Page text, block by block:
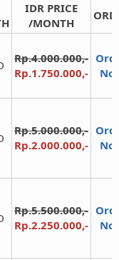
IDR PRICE
/MONTH
Rp.4.000.000,-
Rp.1.750.000,-
Rp.5.000.000,-
Rp.2.000.000,-
Rp.5.500.000,-
Rp.2.250.000,-